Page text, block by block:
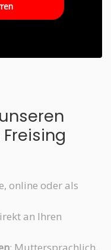
online oder als
an Ihren
: Muttersprachlich,